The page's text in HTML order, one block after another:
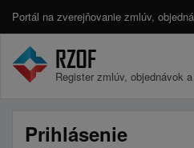
Portál na zverejňovanie zmlúv,
Register zmlúv, objednávok
Prihlásenie